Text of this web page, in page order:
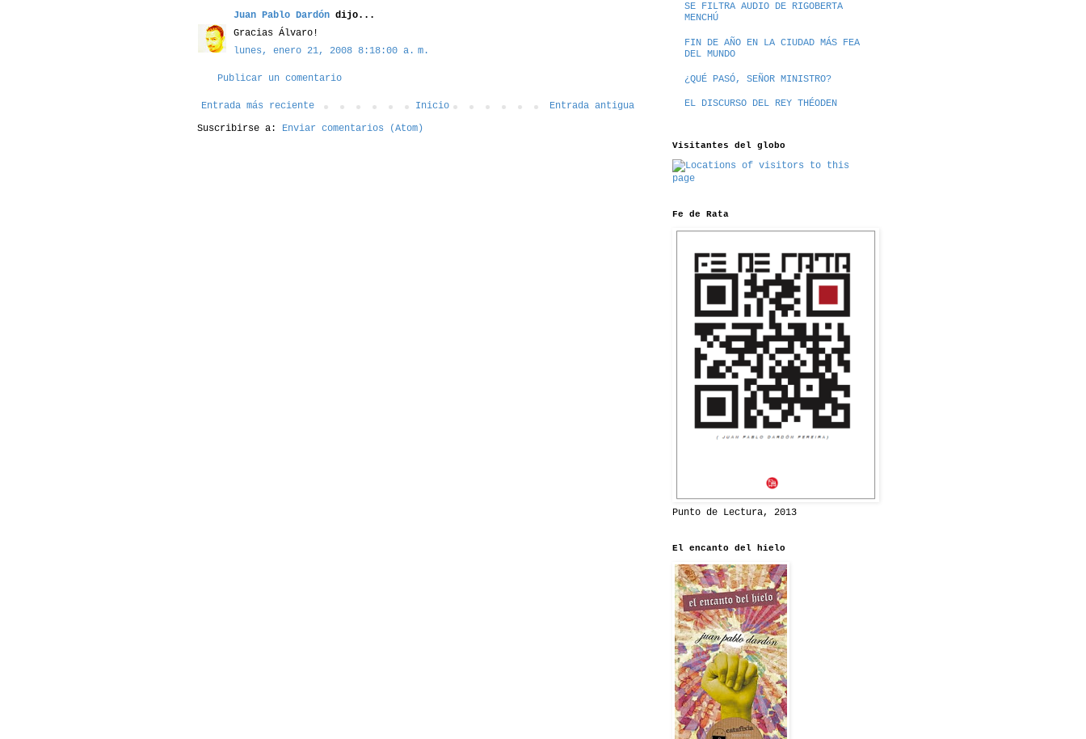
Juan Pablo Dardón dijo...
Gracias Álvaro!
lunes, enero 21, 2008 8:18:00 a. m.
Publicar un comentario
Entrada más reciente Entrada antigua
Inicio
Suscribirse a: Enviar comentarios (Atom)
SE FILTRA AUDIO DE RIGOBERTA
MENCHÚ
FIN DE AÑO EN LA CIUDAD MÁS FEA
DEL MUNDO
¿QUÉ PASÓ, SEÑOR MINISTRO?
EL DISCURSO DEL REY THÉODEN
Visitantes del globo
Fe de Rata
Punto de Lectura, 2013
El encanto del hielo